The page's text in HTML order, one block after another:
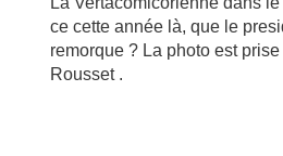
ce cette année là, que le
remorque ? La photo est
Rousset .